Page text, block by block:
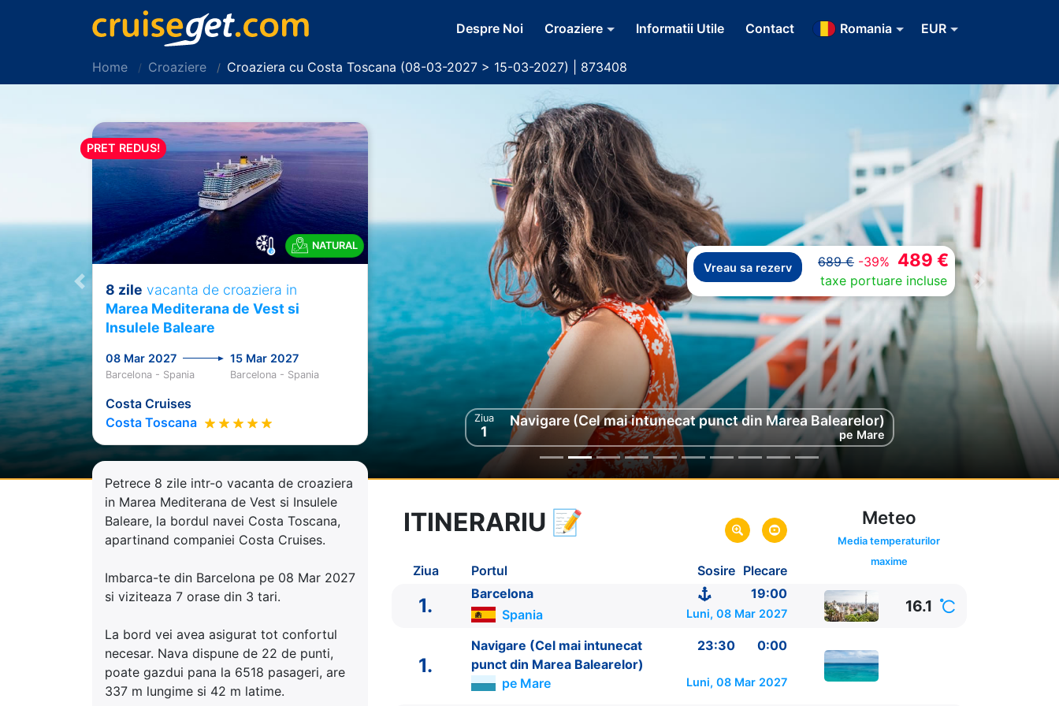
Despre Noi Croaziere Informatii Utile Contact Romania EUR
Home Croaziere Croaziera cu Costa Toscana (08-03-2027 > 15-03-2027) | 873408
Vreau sa rezerv 689 € -39% 489 €
taxe portuare incluse
Ziua
1
Navigare (Cel mai intunecat punct din Marea Balearelor)
pe Mare
Ziua
2
Navigare (Cel mai intunecat punct din Marea Balearelor)
pe Mare
Previous Next
PRET REDUS!
NATURAL
8 zile vacanta de croaziera in
Marea Mediterana de Vest si
Insulele Baleare
08 Mar 2027 15 Mar 2027
Barcelona - Spania Barcelona - Spania
Costa Cruises
Costa Toscana
Petrece 8 zile intr-o vacanta de croaziera
in Marea Mediterana de Vest si Insulele
Baleare, la bordul navei Costa Toscana,
apartinand companiei Costa Cruises.
Imbarca-te din Barcelona pe 08 Mar 2027
si viziteaza 7 orase din 3 tari.
La bord vei avea asigurat tot confortul
necesar. Nava dispune de 22 de punti,
poate gazdui pana la 6518 pasageri, are
337 m lungime si 42 m latime.
8 zile vacanta de croaziera in
Marea Mediterana de Vest si Insulele Baleare -
link oferta
Plecare pe 08 Mar 2027
15 Mar 2027
Costa Toscana★★★★★
ITINERARIU 📝
Ziua Portul Sosire Plecare
Meteo
Media temperaturilor
maxime
1.
Barcelona
19:00
Spania
Luni, 08 Mar 2027 16.1
1.
Navigare (Cel mai intunecat
punct din Marea Balearelor)
23:30 0:00
pe Mare Luni, 08 Mar 2027